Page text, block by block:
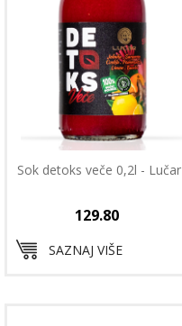
Sok detoks veče 0,2l - Lučar
129.80
SAZNAJ VIŠE